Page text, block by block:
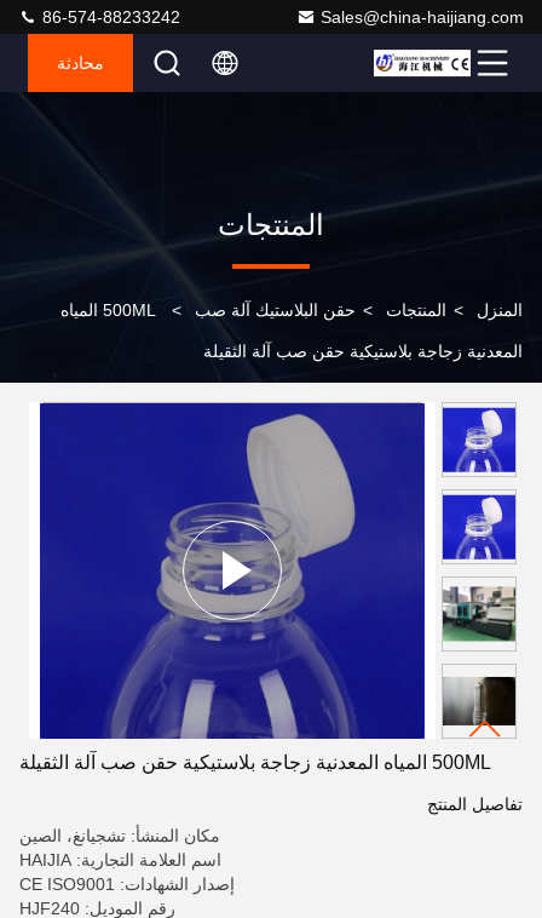
Sales@china-haijiang.com
86-574-88233242
محادثة
المنتجات
المنزل > المنتجات > حقن البلاستيك آلة صب > 500ML المياه
المعدنية زجاجة بلاستيكية حقن صب آلة الثقيلة
500ML المياه المعدنية زجاجة بلاستيكية حقن صب آلة الثقيلة
تفاصيل المنتج
مكان المنشأ: تشجيانغ، الصين
اسم العلامة التجارية: HAIJIA
إصدار الشهادات: CE ISO9001
رقم الموديل: HJF240